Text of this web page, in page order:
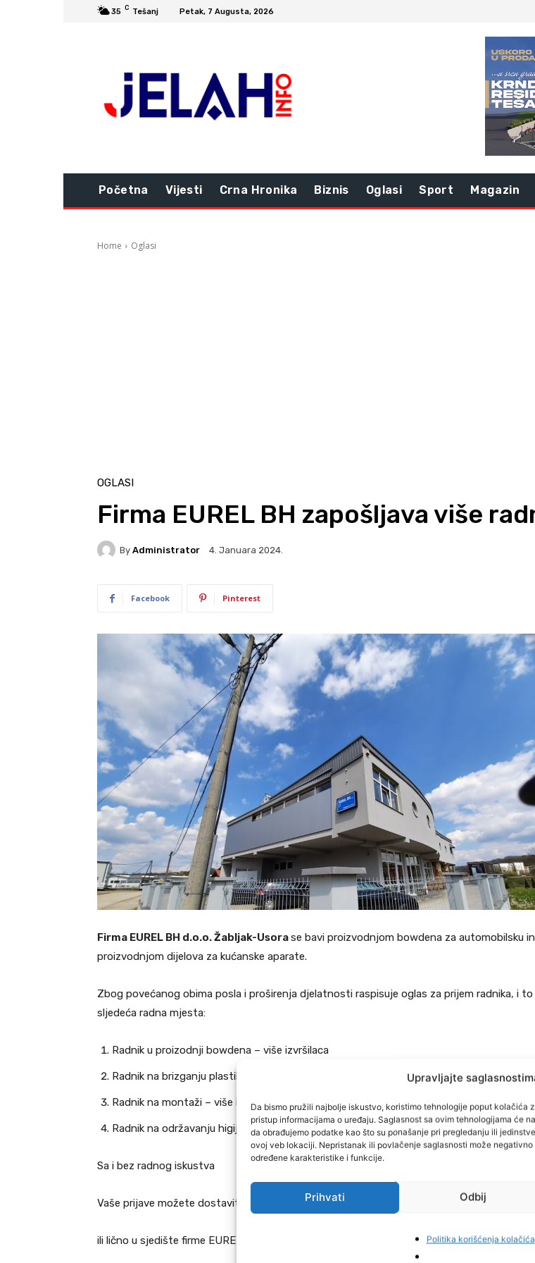
Upravljajte
Da bismo pružili najbolje iskustvo, koristimo tehnologije poput kolačića
pristup informacijama o uređaju. Saglasnost sa ovim tehnologijama će
da obrađujemo podatke kao što su ponašanje pri pregledanju ili
ovoj veb lokaciji. Nepristanak ili povlačenje saglasnosti može negativno
određene karakteristike i funkcije.
Prihvati Odbij
Politika korišćenja kolačića
35 C Tešanj Petak, 7 Augusta, 2026
Početna Vijesti Crna Hronika Biznis Oglasi Sport Magazin
Home Oglasi
OGLASI
Firma EUREL BH zapošljava više
By Administrator 4. Januara 2024.
Facebook Pinterest
Firma EUREL BH d.o.o. Žabljak-Usorase bavi proizvodnjom bowdena za automobilsku
proizvodnjom dijelova za kućanske aparate.
Zbog povećanog obima posla i proširenja djelatnosti raspisuje oglas za prijem radnika, i to
sljedeća radna mjesta:
Radnik u proizodnji bowdena – više izvršilaca
Radnik na brizganju plastike – više izvršilaca
Radnik na montaži – više izvršilaca
Radnik na održavanju higijene-dva izvršioca
Sa i bez radnog iskustva
Vaše prijave možete dostaviti na mail: bh.administracija@eurel.si
ili lično u sjedište firme EUREL BH d.o.o. Žabljak polje 54, Usora.